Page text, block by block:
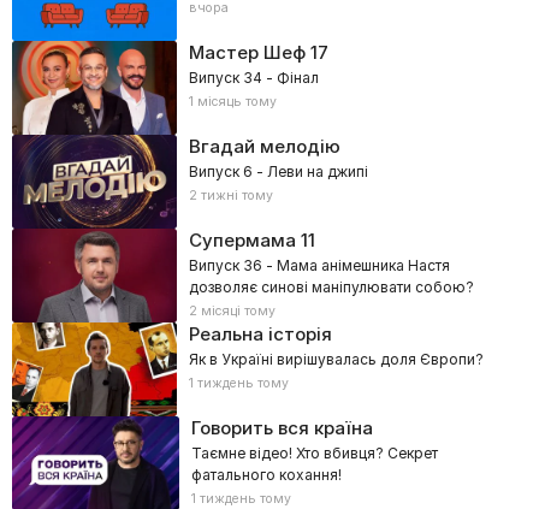
вчора
Мастер Шеф17
Випуск 34 - Фінал
1 місяць тому
Вгадай мелодію
Випуск 6 - Леви на джипі
2 тижні тому
Супермама 11
Випуск 36 - Мама анімешника Настя
дозволяє синові маніпулювати собою?
2 місяці тому
Реальна історія
Як в Україні вирішувалась доля Європи?
1 тиждень тому
Говорить вся країна
Таємне відео! Хто вбивця? Секрет
фатального кохання!
1 тиждень тому